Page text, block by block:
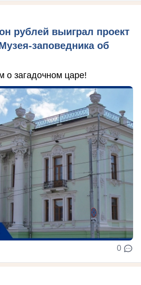
рублей выиграл проект
заповедника об
о загадочном царе!
0